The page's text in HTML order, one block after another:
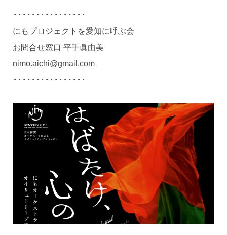
・・・・・・・・・・・・・・・・
にもプロジェクトを愛知に呼ぶ会
お問合せ窓口 平手眞由美
nimo.aichi@gmail.com
・・・・・・・・・・・・・・・・